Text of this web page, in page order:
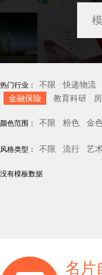
热门行业： 不限 快递物流
金融保险
教育科研
颜色范围： 不限 粉色 金
风格类型： 不限 流行 艺
没有模板数据
名片